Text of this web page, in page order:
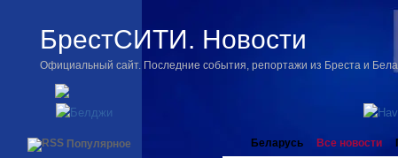
БрестСИТИ. Новости
Официальный сайт. Последние события, репортажи из Бреста и
Популярное Беларусь Все новости